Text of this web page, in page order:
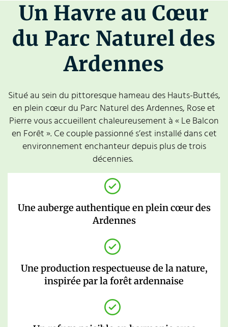
Un Havre au Cœur
du Parc Naturel des
Ardennes
Situé au sein du pittoresque hameau des Hauts-Buttés,
en plein cœur du Parc Naturel des Ardennes, Rose et
Pierre vous accueillent chaleureusement à « Le Balcon
en Forêt ». Ce couple passionné s’est installé dans cet
environnement enchanteur depuis plus de trois
décennies.
Une auberge authentique en plein cœur des
Ardennes
Une production respectueuse de la nature,
inspirée par la forêt ardennaise